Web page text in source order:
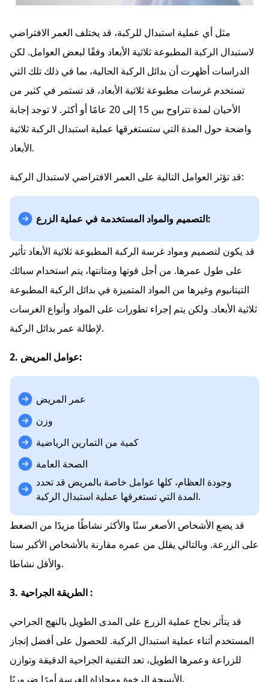
مثل أي عملية استبدال للركبة، قد يختلف العمر الافتراضي
لاستبدال الركبة المطبوعة ثلاثية الأبعاد وفقًا لبعض العوامل. لكن
الدراسات أظهرت أن بدائل الركبة الحالية، بما في ذلك تلك التي
تستخدم غرسات مطبوعة ثلاثية الأبعاد، قد تستمر في كثير من
الأحيان لمدة تتراوح بين 15 إلى 20 عامًا أو أكثر. لا توجد إجابة
واضحة حول المدة التي ستستغرقها عملية استبدال الركبة ثلاثية
الأبعاد.
قد تؤثر العوامل التالية على العمر الافتراضي لاستبدال الركبة:
التصميم والمواد المستخدمة في عملية الزرع:
قد يكون لتصميم ومواد غرسة الركبة المطبوعة ثلاثية الأبعاد تأثير
على طول عمرها. من أجل قوتها ومتانتها، يتم استخدام سبائك
التيتانيوم وغيرها من المواد المتميزة في بدائل الركبة المطبوعة
ثلاثية الأبعاد. ولكن يتم إجراء تطورات على المواد وأنواع الغرسات
لإطالة عمر بدائل الركبة.
2. عوامل المريض:
عمر المريض
وزن
كمية من التمارين الرياضية
الصحة العامة
وجودة العظام، كلها عوامل خاصة بالمريض قد تحدد
المدة التي تستغرقها عملية استبدال الركبة.
قد يضع الأشخاص الأصغر سنًا والأكثر نشاطًا مزيدًا من الضغط
على الزرعة. وبالتالي يقلل من عمره مقارنة بالأشخاص الأكبر سنا
والأقل نشاطا.
3. الطريقة الجراحية :
قد يتأثر نجاح عملية الزرع على المدى الطويل بالنهج الجراحي
المستخدم أثناء عملية استبدال الركبة. للحصول على أفضل إنجاز
للزراعة وعمرها الطويل، تعد التقنية الجراحية الدقيقة وتوازن
الأنسجة الرخوة ومحاذاة الغرسة أمرًا ضروريًا.